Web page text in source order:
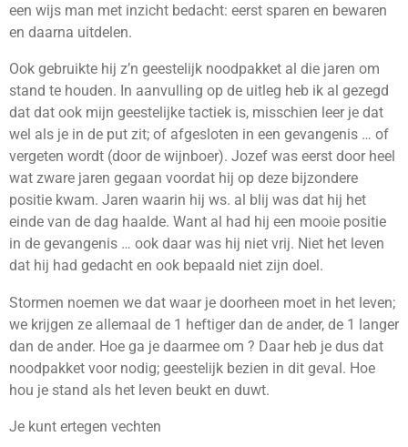
een wijs man met inzicht bedacht: eerst sparen en bewaren
en daarna uitdelen.
Ook gebruikte hij z’n geestelijk noodpakket al die jaren om
stand te houden. In aanvulling op de uitleg heb ik al gezegd
dat dat ook mijn geestelijke tactiek is, misschien leer je dat
wel als je in de put zit; of afgesloten in een gevangenis … of
vergeten wordt (door de wijnboer). Jozef was eerst door heel
wat zware jaren gegaan voordat hij op deze bijzondere
positie kwam. Jaren waarin hij ws. al blij was dat hij het
einde van de dag haalde. Want al had hij een mooie positie
in de gevangenis … ook daar was hij niet vrij. Niet het leven
dat hij had gedacht en ook bepaald niet zijn doel.
Stormen noemen we dat waar je doorheen moet in het leven;
we krijgen ze allemaal de 1 heftiger dan de ander, de 1 langer
dan de ander. Hoe ga je daarmee om ? Daar heb je dus dat
noodpakket voor nodig; geestelijk bezien in dit geval. Hoe
hou je stand als het leven beukt en duwt.
Je kunt ertegen vechten